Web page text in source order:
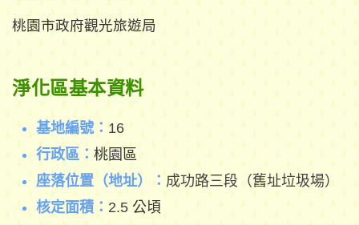
桃園市政府觀光旅遊局
淨化區基本資料
基地編號： 16
行政區： 桃園區
座落位置（地址）： 成功路三段（舊址垃圾場）
核定面積：2.5公頃